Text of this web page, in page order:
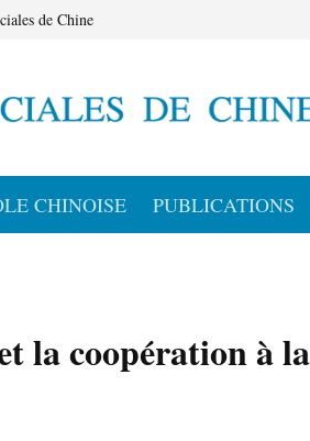
de Chine
CHINOISE PUBLICATIONS
la coopération à